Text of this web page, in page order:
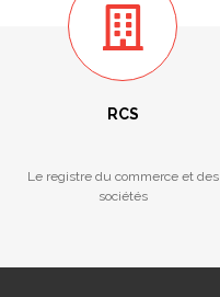
RCS
Le registre du commerce et des
sociétés